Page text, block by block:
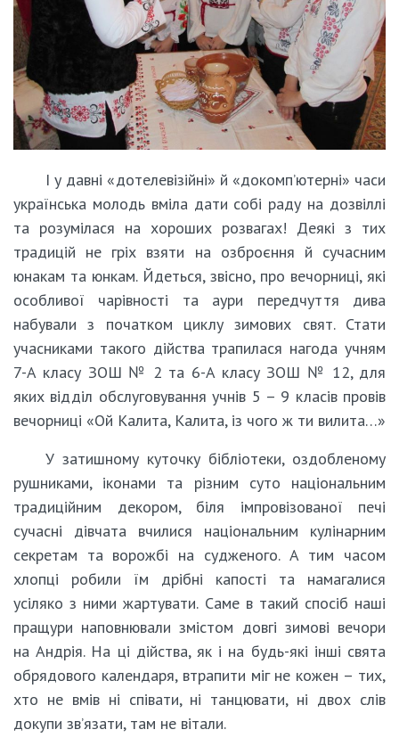
І у давні «дотелевізійні» й «докомп’ютерні» часи
українська молодь вміла дати собі раду на дозвіллі
та розумілася на хороших розвагах! Деякі з тих
традицій не гріх взяти на озброєння й сучасним
юнакам та юнкам. Йдеться, звісно, про вечорниці, які
особливої чарівності та аури передчуття дива
набували з початком циклу зимових свят. Стати
учасниками такого дійства трапилася нагода учням
7-А класу ЗОШ № 2 та 6-А класу ЗОШ № 12, для
яких відділ обслуговування учнів 5 – 9 класів провів
вечорниці «Ой Калита, Калита, із чого ж ти вилита…»
У затишному куточку бібліотеки, оздобленому
рушниками, іконами та різним суто національним
традиційним декором, біля імпровізованої печі
сучасні дівчата вчилися національним кулінарним
секретам та ворожбі на судженого. А тим часом
хлопці робили їм дрібні капості та намагалися
усіляко з ними жартувати. Саме в такий спосіб наші
пращури наповнювали змістом довгі зимові вечори
на Андрія. На ці дійства, як і на будь-які інші свята
обрядового календаря, втрапити міг не кожен – тих,
хто не вмів ні співати, ні танцювати, ні двох слів
докупи зв’язати, там не вітали.